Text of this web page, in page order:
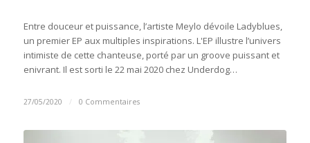
Entre douceur et puissance, l’artiste Meylo dévoile Ladyblues,
un premier EP aux multiples inspirations. L'EP illustre l’univers
intimiste de cette chanteuse, porté par un groove puissant et
enivrant. Il est sorti le 22 mai 2020 chez Underdog…
27/05/2020 / 0 Commentaires